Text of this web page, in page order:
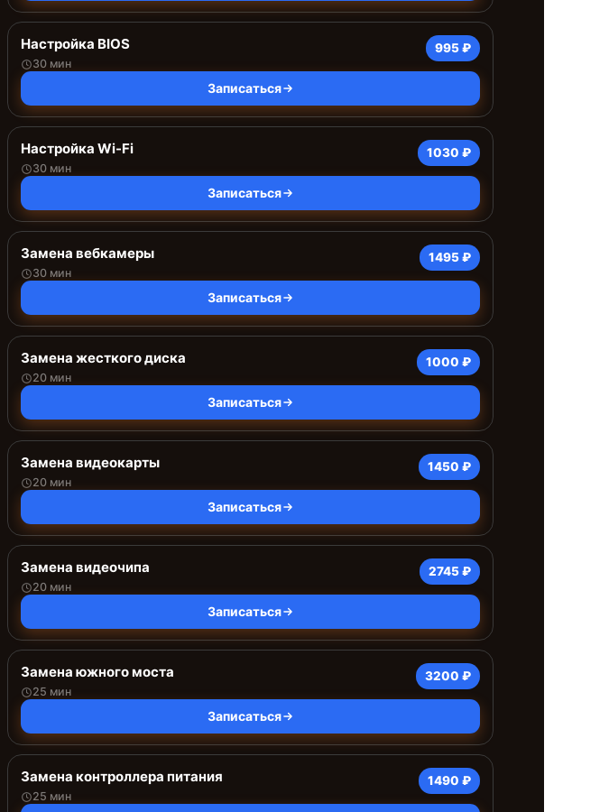
Настройка BIOS
30 мин
995 ₽
Записаться
Настройка Wi-Fi
30 мин
1030 ₽
Записаться
Замена вебкамеры
30 мин
1495 ₽
Записаться
Замена жесткого диска
20 мин
1000 ₽
Записаться
Замена видеокарты
20 мин
1450 ₽
Записаться
Замена видеочипа
20 мин
2745 ₽
Записаться
Замена южного моста
25 мин
3200 ₽
Записаться
Замена контроллера питания
25 мин
1490 ₽